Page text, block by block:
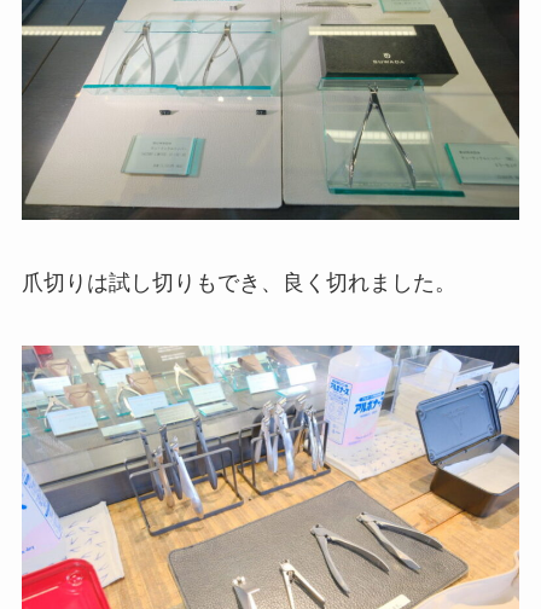
爪切りは試し切りもでき、良く切れました。